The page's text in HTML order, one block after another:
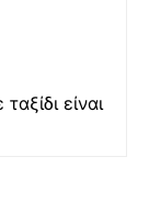
είναι